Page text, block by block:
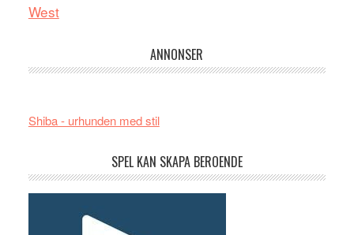
West
ANNONSER
Shiba - urhunden med stil
SPEL KAN SKAPA BEROENDE